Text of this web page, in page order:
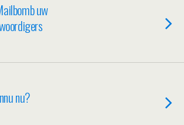
uw
nu?